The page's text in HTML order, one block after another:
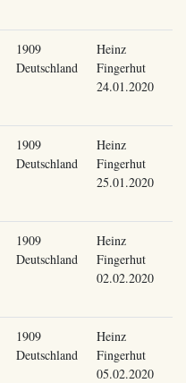
1909
Deutschland
Heinz
Fingerhut
24.01.2020
1909
Deutschland
Heinz
Fingerhut
25.01.2020
1909
Deutschland
Heinz
Fingerhut
02.02.2020
1909
Deutschland
Heinz
Fingerhut
05.02.2020